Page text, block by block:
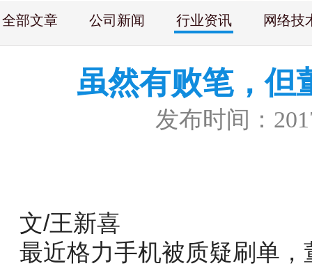
全部文章 公司新闻 行业资讯 网络技
虽然有败笔，但
发布时间：
文/王新喜
最近格力手机被质疑刷单